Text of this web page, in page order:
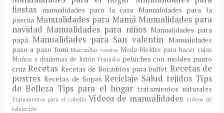
fiestas
manualidades para la casa Manualidades para la
pascua Manualidades para MamáManualidades para
navidadManualidades para niños Manualidades para
papá Manualidades para San valentinManualidades
paso a paso fomi Mascarillas caseras Moda Moldes para hacer cajas
Moños y diademas de listón Peinados peluches con moldes punto
cruzRecetas Recetas de Bocaditos para buffet Recetas de
postres Recetas de SopasReciclaje Saludtejidos Típs
de Belleza Tips para el hogar tratamientos naturales
Tratamientos para el cabello Vídeos de manualidadesVídeos de
relajación